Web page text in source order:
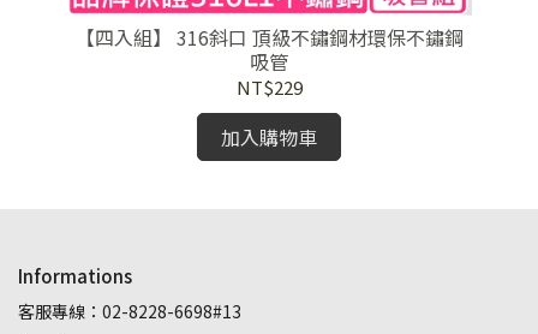
【四入組】 316斜口 頂級不鏽鋼材環保不鏽鋼
吸管
NT$229
加入購物車
Informations
客服專線：02-8228-6698#13